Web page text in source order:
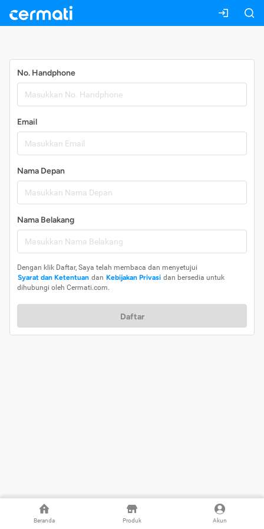
Beranda Produk Akun
No. Handphone
Email
Nama Depan
Nama Belakang
Dengan klik Daftar, Saya telah membaca dan menyetujui
Syarat dan Ketentuan dan Kebijakan Privasi dan bersedia untuk
dihubungi oleh Cermati.com.
Daftar